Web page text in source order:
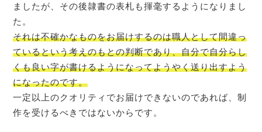
ましたが、その後隷書の表札も揮毫するようになりまし
た。
それは不確かなものをお届けするのは職人として間違っ
ているという考えのもとの判断であり、自分で自分らし
くも良い字が書けるようになってようやく送り出すよう
になったのです。
一定以上のクオリティでお届けできないのであれば、制
作を受けるべきではないからです。